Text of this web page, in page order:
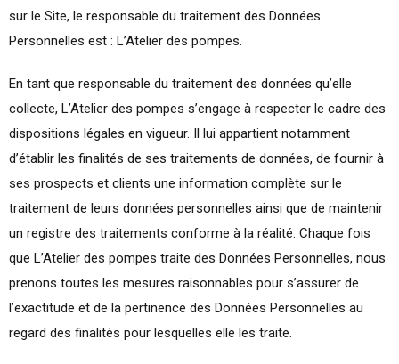
sur le Site, le responsable du traitement des Données
Personnelles est : L’Atelier des pompes.
En tant que responsable du traitement des données qu’elle
collecte, L’Atelier des pompes s’engage à respecter le cadre des
dispositions légales en vigueur. Il lui appartient notamment
d’établir les finalités de ses traitements de données, de fournir à
ses prospects et clients une information complète sur le
traitement de leurs données personnelles ainsi que de maintenir
un registre des traitements conforme à la réalité. Chaque fois
que L’Atelier des pompes traite des Données Personnelles, nous
prenons toutes les mesures raisonnables pour s’assurer de
l’exactitude et de la pertinence des Données Personnelles au
regard des finalités pour lesquelles elle les traite.